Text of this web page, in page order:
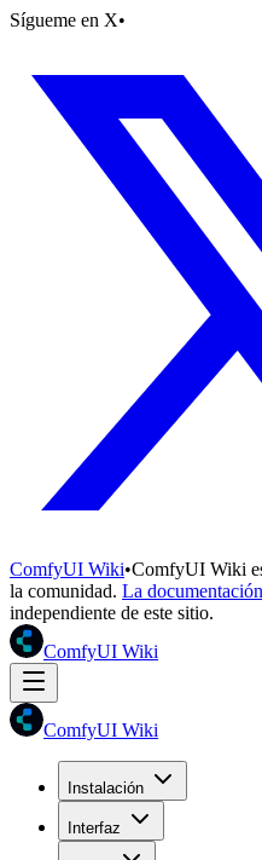
Sígueme en X•
ComfyUI Wiki•ComfyUI Wiki
la comunidad. La
independiente de este sitio.
ComfyUI Wiki
ComfyUI Wiki
Instalación
Interfaz